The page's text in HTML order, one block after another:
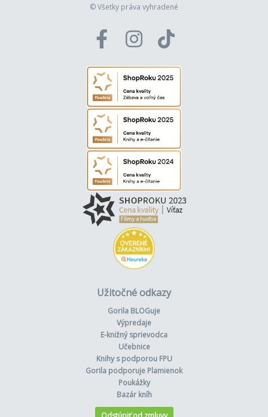
© Všetky práva vyhradené
Užitočné odkazy
Gorila BLOGuje
Výpredaje
E-knižný sprievodca
Učebnice
Knihy s podporou FPU
Gorila podporuje Plamienok
Poukážky
Bazár kníh